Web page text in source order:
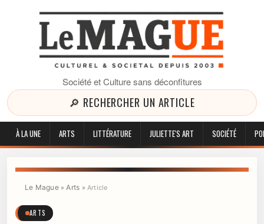
Société et Culture sans déconfitures
🔎 RECHERCHER UN ARTICLE
À LA UNE ARTS LITTÉRATURE JULIETTE'S ART SOCIÉTÉ
Le Mague»Arts » Article
ARTS